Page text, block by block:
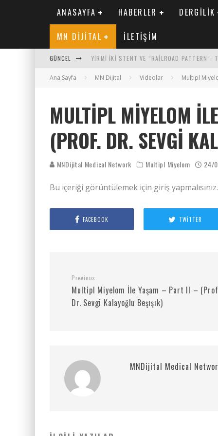
ANASAYFA HABERLER DERGILIK
MN DIJITAL İLETIŞIM
GÜNCEL YIRMI İKI STENT VE “RAILROAD PATTERN”:
SAFEN VEN GREFT HASTALIĞI ILE İLIŞKILI
MN KARDIYOLOJI YIL 33 SAYI 2 2026
Ana Sayfa MN Dijital Videolar Multipl
MULTIPL MIYELOM
(PROF. DR. SEVGI
MNDijital Medical Network Multipl Miyelom 24/
Bu içeriği görüntülemek için giriş
FACEBOOK TWITTER
Previous
Multipl Miyelom İle Yaşam – Part II –
Dr. Sevgi Kalayoğlu Beşışık)
MNDijital Medical